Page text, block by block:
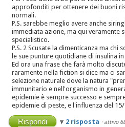
approfonditi per ottenere dei buoni
normali.
P.S. sarebbe meglio avere anche
immediata azione, ma qui veramente
specialistico.
P.S. 2 Scusate la dimenticanza ma
le sue punture quotidiane di insulina
Ed ora una frase che farà molto
raramente nella fiction si dice ma ci
selezione naturale dove la natura
immunitario e nell'organismo in
epidemie è sempre successo e
epidemie di peste, e l'influenza del 15/
Rispondi 2 risposta · attivo